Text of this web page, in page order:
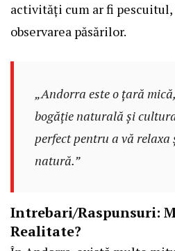
activități cum ar fi
observarea păsărilor.
„Andorra este o țară
bogăție naturală și
perfect pentru a vă relaxa
natură.”
Intrebari/Raspunsuri:
Realitate?